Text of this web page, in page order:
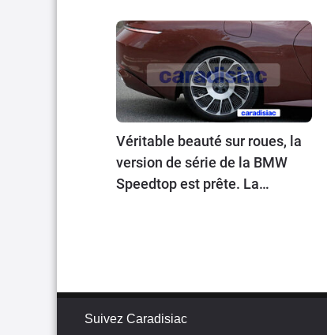
Véritable beauté sur roues, la
version de série de la BMW
Speedtop est prête. La
Suivez Caradisiac